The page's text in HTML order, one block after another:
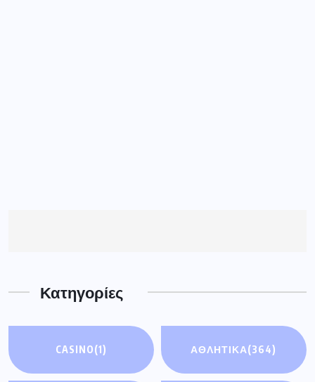
Κατηγορίες
CASINO(1) ΑΘΛΗΤΙΚΑ(364)